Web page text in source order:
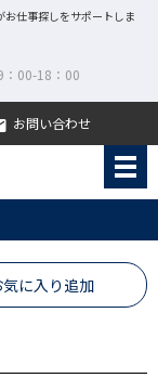
仕事探しをサポートしま
：00-18：00
お問い合わせ
に入り追加